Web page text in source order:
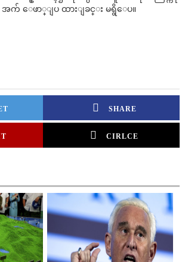
အက် ေဖာ္ျပ ထားျခင္း မရွိေပ။
SHARE
CIRLCE